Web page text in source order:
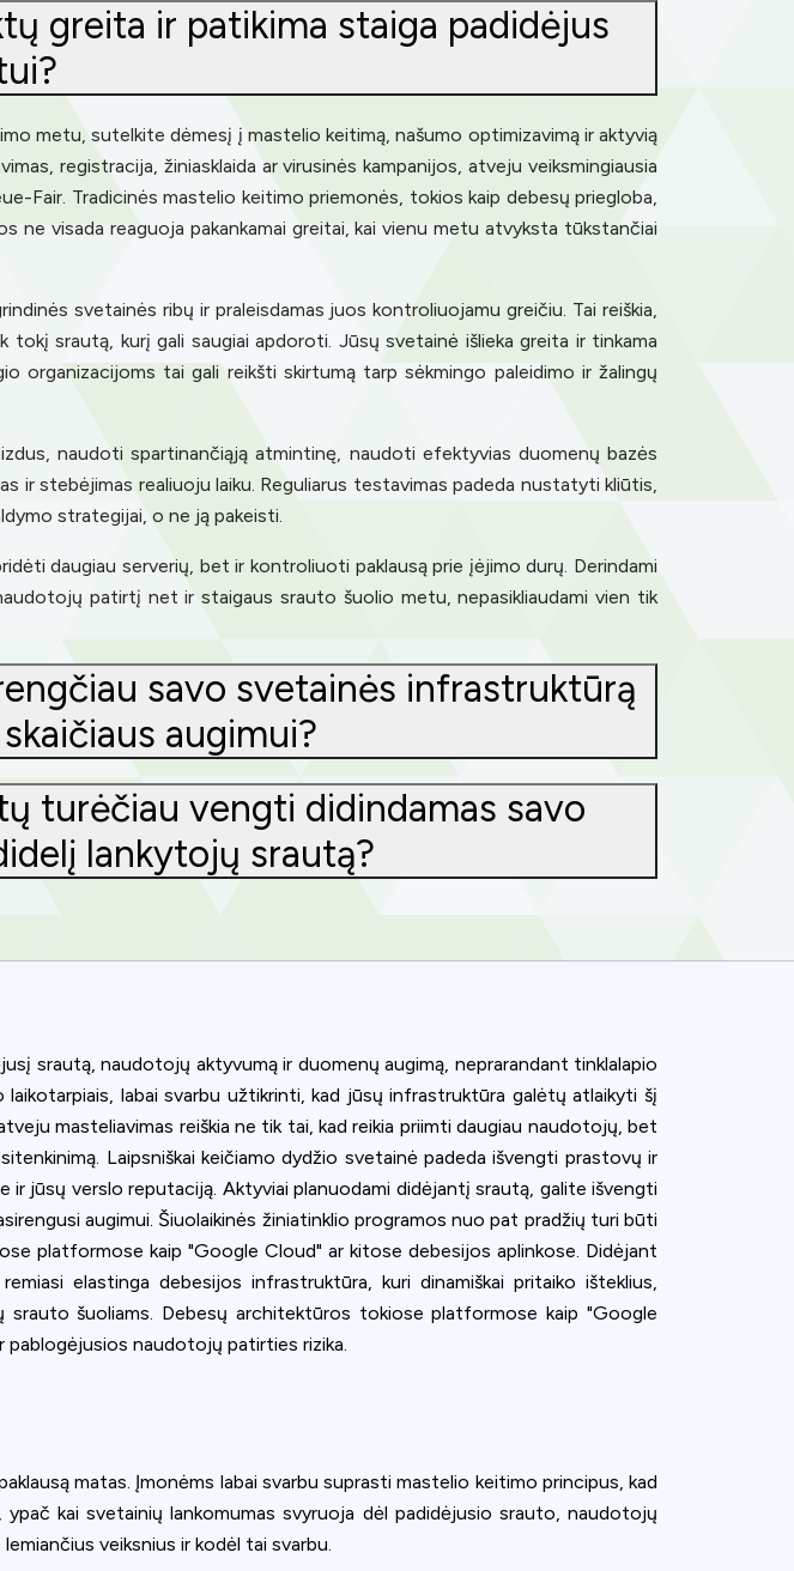
greita ir patikima staiga padidėjus
metu, sutelkite dėmesį į mastelio keitimą, našumo optimizavimą ir aktyvią
registracija, žiniasklaida ar virusinės kampanijos, atveju veiksmingiausia
Fair. Tradicinės mastelio keitimo priemonės, tokios kaip debesų priegloba,
ne visada reaguoja pakankamai greitai, kai vienu metu atvyksta tūkstančiai
svetainės ribų ir praleisdamas juos kontroliuojamu greičiu. Tai reiškia,
srautą, kurį gali saugiai apdoroti. Jūsų svetainė išlieka greita ir tinkama
tai gali reikšti skirtumą tarp sėkmingo paleidimo ir žalingų
naudoti spartinančiąją atmintinę, naudoti efektyvias duomenų bazės
ir stebėjimas realiuoju laiku. Reguliarus testavimas padeda nustatyti kliūtis,
strategijai, o ne ją pakeisti.
daugiau serverių, bet ir kontroliuoti paklausą prie įėjimo durų. Derindami
patirtį net ir staigaus srauto šuolio metu, nepasikliaudami vien tik
savo svetainės infrastruktūrą
augimui?
turėčiau vengti didindamas savo
lankytojų srautą?
srautą, naudotojų aktyvumą ir duomenų augimą, neprarandant tinklalapio
labai svarbu užtikrinti, kad jūsų infrastruktūra galėtų atlaikyti šį
masteliavimas reiškia ne tik tai, kad reikia priimti daugiau naudotojų, bet
Laipsniškai keičiamo dydžio svetainė padeda išvengti prastovų ir
ir jūsų verslo reputaciją. Aktyviai planuodami didėjantį srautą, galite išvengti
augimui. Šiuolaikinės žiniatinklio programos nuo pat pradžių turi būti
platformose kaip "Google Cloud" ar kitose debesijos aplinkose. Didėjant
elastinga debesijos infrastruktūra, kuri dinamiškai pritaiko išteklius,
šuoliams. Debesų architektūros tokiose platformose kaip "Google
pablogėjusios naudotojų patirties rizika.
matas. Įmonėms labai svarbu suprasti mastelio keitimo principus, kad
kai svetainių lankomumas svyruoja dėl padidėjusio srauto, naudotojų
veiksnius ir kodėl tai svarbu.